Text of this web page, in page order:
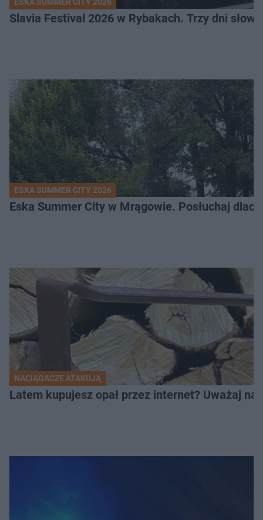
Slavia Festival 2026 w Rybakach. Trzy dni
ESKA SUMMER CITY 2026
Eska Summer City w Mrągowie. Posłuchaj
NACIĄGACZE ATAKUJĄ
Latem kupujesz opał przez internet? Uważaj na